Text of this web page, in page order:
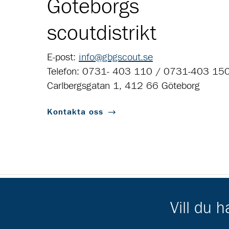
Göteborgs
scoutdistrikt
E-post: info@gbgscout.se
Telefon: 0731- 403 110 / 0731-403
Carlbergsgatan 1, 412 66 Göteborg
Kontakta oss
Vill du